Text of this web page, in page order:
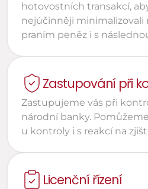
hotovostních transakcí,
nejúčinněji minimalizovali
praním peněz i s
Zastupování při
Zastupujeme vás při
národní banky.
u kontroly i s reakcí na
Licenční řízení